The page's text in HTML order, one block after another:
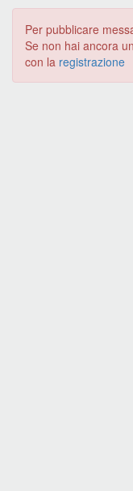
Per pubblicare
Se non hai ancora
con la registrazione